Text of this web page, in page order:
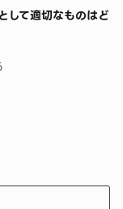
して適切なものはど